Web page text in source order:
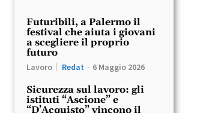
Futuribili, a Palermo il
festival che aiuta i giovani
a scegliere il proprio
futuro
Lavoro Redat - 6 Maggio 2026
Sicurezza sul lavoro: gli
istituti “Ascione” e
“D’Acquisto” vincono il